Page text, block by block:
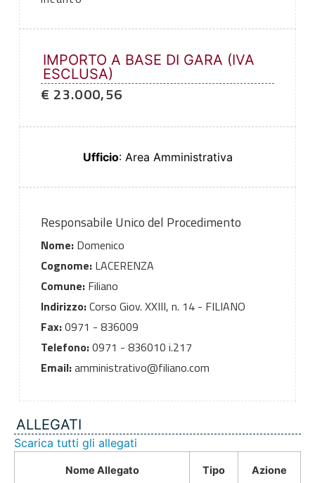
IMPORTO A BASE DI GARA (IVA
ESCLUSA)
€ 23.000,56
Ufficio: Area Amministrativa
Responsabile Unico del Procedimento
Nome:Domenico
Cognome:LACERENZA
Comune:Filiano
Indirizzo:Corso Giov. XXIII, n. 14 - FILIANO
Fax:0971 - 836009
Telefono:0971 - 836010 i.217
Email:amministrativo@filiano.com
ALLEGATI
Scarica tutti gli allegati
Nome Allegato Tipo Azione